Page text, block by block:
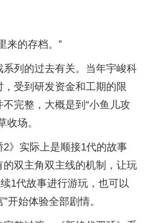
来的存档。”
列的过去有关。当年宇峻科
受到研发资金和工期的限
完整，大概是到“小鱼儿攻
收场。
2》实际上是顺接1代的故事
双主角双主线的机制，让玩
1代故事进行游玩，也可以
开始体验全部剧情。